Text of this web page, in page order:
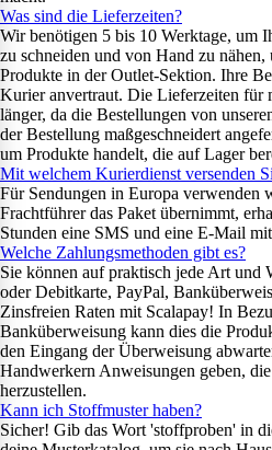
Was sind die Lieferzeiten?
Wir benötigen 5 bis 10 Werktage, um
zu schneiden und von Hand zu
Produkte in der Outlet-Sektion. Ihre
Kurier anvertraut. Die Lieferzeiten für
länger, da die Bestellungen von
der Bestellung maßgeschneidert
um Produkte handelt, die auf Lager
Mit welchem Kurierdienst versenden
Für Sendungen in Europa
Frachtführer das Paket übernimmt,
Stunden eine SMS und eine E-Mail
Welche Zahlungsmethoden gibt es?
Sie können auf praktisch jede Art und
oder Debitkarte, PayPal,
Zinsfreien Raten mit Scalapay! In
Banküberweisung kann dies die
den Eingang der Überweisung
Handwerkern Anweisungen geben,
herzustellen.
Kann ich Stoffmuster haben?
Sicher! Gib das Wort 'stoffproben' in